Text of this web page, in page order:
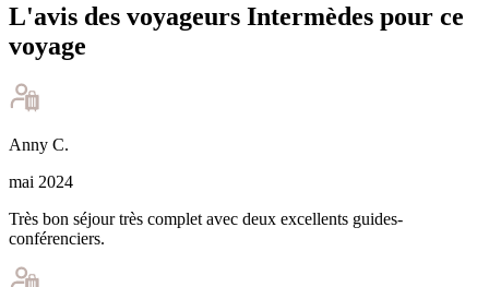
L'avis des voyageurs Intermèdes pour ce
voyage
Anny C.
mai 2024
Très bon séjour très complet avec deux excellents guides-
conférenciers.